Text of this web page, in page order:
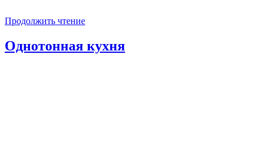
Продолжить чтение
Однотонная кухня